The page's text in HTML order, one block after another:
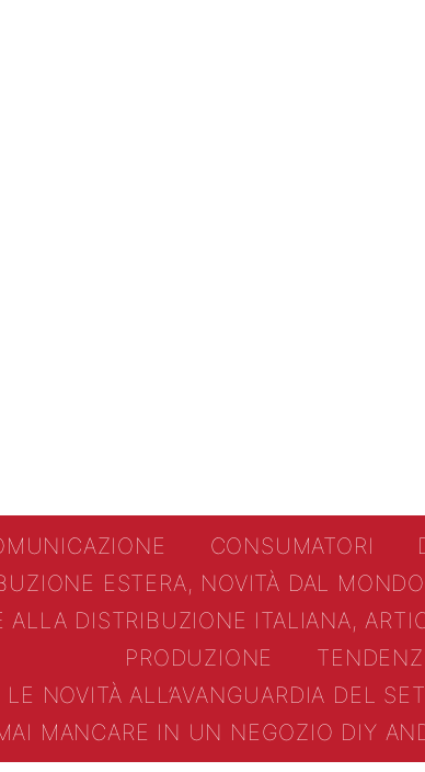
CONSUMATORI
ESTERA, NOVITÀ DAL
ALLA DISTRIBUZIONE ITALIANA,
PRODUZIONE
NOVITÀ ALL’AVANGUARDIA DEL
MANCARE IN UN NEGOZIO DIY